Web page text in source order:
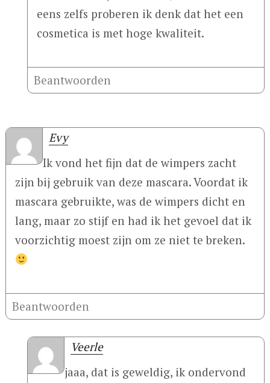
eens zelfs proberen ik denk dat het een
cosmetica is met hoge kwaliteit.
Beantwoorden
Evy
Ik vond het fijn dat de wimpers zacht
zijn bij gebruik van deze mascara. Voordat ik
mascara gebruikte, was de wimpers dicht en
lang, maar zo stijf en had ik het gevoel dat ik
voorzichtig moest zijn om ze niet te breken.
Beantwoorden
Veerle
jaaa, dat is geweldig, ik ondervond